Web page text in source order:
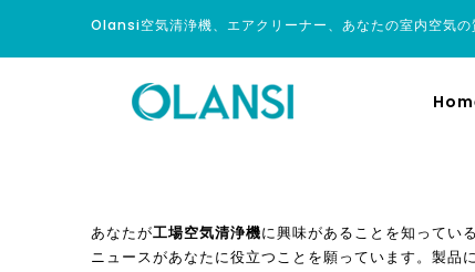
Olansi空気清浄機、エアクリーナー、あなたの室内空気の
あなたが工場空気清浄機に興味があることを知ってい
ニュースがあなたに役立つことを願っています。製品